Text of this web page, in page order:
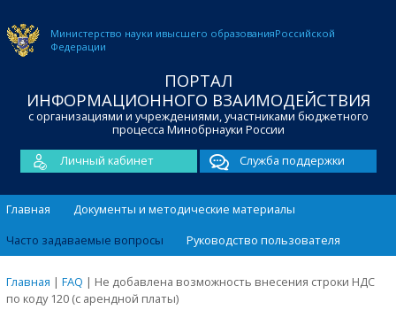
Министерство науки ивысшего образованияРоссийской
Федерации
ПОРТАЛ
ИНФОРМАЦИОННОГО ВЗАИМОДЕЙСТВИЯ
с организациями и учреждениями, участниками бюджетного
процесса Минобрнауки России
Личный кабинет
Служба поддержки
Главная
Документы и методические материалы
Часто задаваемые вопросы
Руководство пользователя
Главная | FAQ | Не добавлена возможность внесения строки НДС
по коду 120 (с арендной платы)